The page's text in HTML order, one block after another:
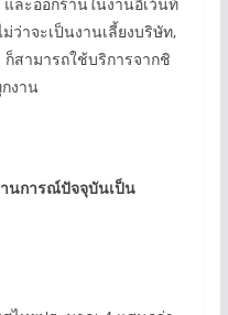
ว่าจะเป็นงานเลี้ยงบริษัท,
ก็สามารถใช้บริการจากชิ
งาน
นการณ์ปัจจุบันเป็น